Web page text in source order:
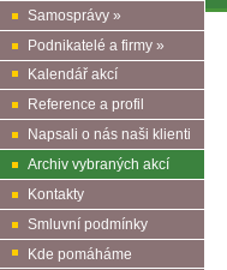
Samosprávy »
Podnikatelé a firmy »
Kalendář akcí
Reference a profil
Napsali o nás naši klienti
Archiv vybraných akcí
Kontakty
Smluvní podmínky
Kde pomáháme